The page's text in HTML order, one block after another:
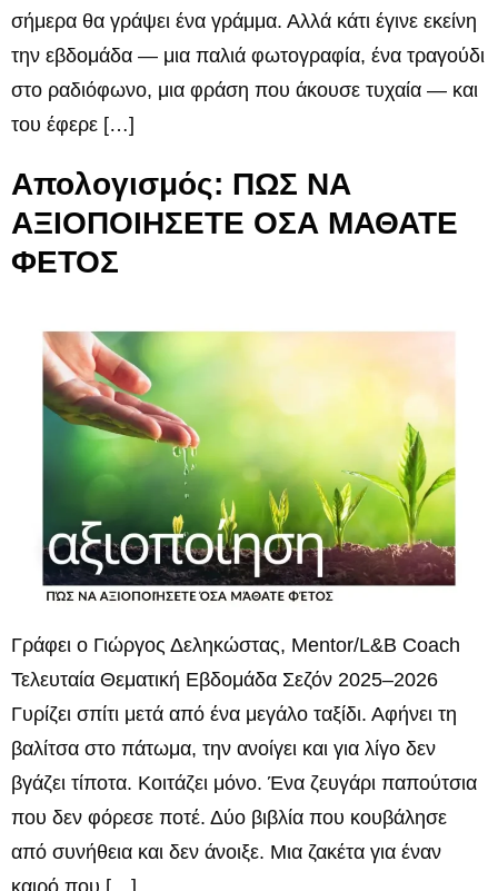
σήμερα θα γράψει ένα γράμμα. Αλλά κάτι έγινε εκείνη
την εβδομάδα — μια παλιά φωτογραφία, ένα τραγούδι
στο ραδιόφωνο, μια φράση που άκουσε τυχαία — και
του έφερε […]
Απολογισμός: ΠΩΣ ΝΑ
ΑΞΙΟΠΟΙΗΣΕΤΕ ΟΣΑ ΜΑΘΑΤΕ
ΦΕΤΟΣ
Γράφει ο Γιώργος Δεληκώστας, Mentor/L&B Coach
Τελευταία Θεματική Εβδομάδα Σεζόν 2025–2026
Γυρίζει σπίτι μετά από ένα μεγάλο ταξίδι. Αφήνει τη
βαλίτσα στο πάτωμα, την ανοίγει και για λίγο δεν
βγάζει τίποτα. Κοιτάζει μόνο. Ένα ζευγάρι παπούτσια
που δεν φόρεσε ποτέ. Δύο βιβλία που κουβάλησε
από συνήθεια και δεν άνοιξε. Μια ζακέτα για έναν
καιρό που […]